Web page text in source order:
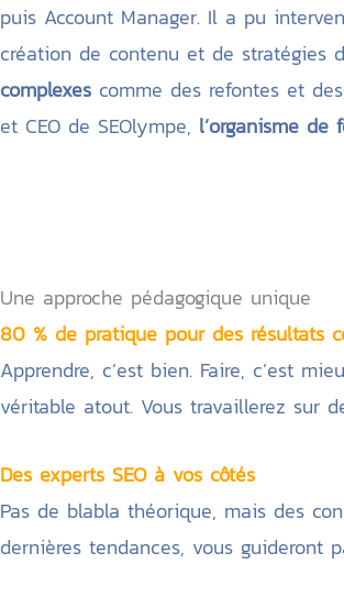
puis Account Manager. Il a pu
création de contenu et de stratégies
complexes comme des refontes et
et CEO de SEOlympe, l’organisme de
Une approche pédagogique unique
80 % de pratique pour des résultats
Apprendre, c’est bien. Faire, c’est
véritable atout. Vous travaillerez sur
Des experts SEO à vos côtés
Pas de blabla théorique, mais des
dernières tendances, vous guideront